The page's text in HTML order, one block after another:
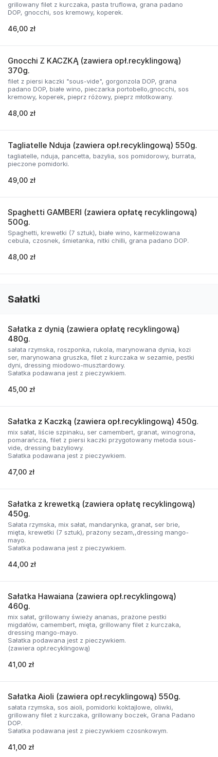
grillowany filet z kurczaka, pasta truflowa, grana padano
DOP, gnocchi, sos kremowy, koperek.
46,00 zł
Gnocchi Z KACZKĄ (zawiera opł.recyklingową)
370g.
filet z piersi kaczki "sous-vide", gorgonzola DOP, grana
padano DOP, białe wino, pieczarka portobello,gnocchi, sos
kremowy, koperek, pieprz różowy, pieprz młotkowany.
48,00 zł
Tagliatelle Nduja (zawiera opł.recyklingową) 550g.
tagliatelle, nduja, pancetta, bazylia, sos pomidorowy, burrata,
pieczone pomidorki.
49,00 zł
Spaghetti GAMBERI (zawiera opłatę recyklingową)
500g.
Spaghetti, krewetki (7 sztuk), białe wino, karmelizowana
cebula, czosnek, śmietanka, nitki chilli, grana padano DOP.
48,00 zł
Sałatki
Sałatka z dynią (zawiera opłatę recyklingową)
480g.
sałata rzymska, roszponka, rukola, marynowana dynia, kozi
ser, marynowana gruszka, filet z kurczaka w sezamie, pestki
dyni, dressing miodowo-musztardowy.
Sałatka podawana jest z pieczywkiem.
45,00 zł
Sałatka z Kaczką (zawiera opł.recyklingową) 450g.
mix sałat, liście szpinaku, ser camembert, granat, winogrona,
pomarańcza, filet z piersi kaczki przygotowany metoda sous-
vide, dressing bazyliowy.
Sałatka podawana jest z pieczywkiem.
47,00 zł
Sałatka z krewetką (zawiera opłatę recyklingową)
450g.
Sałata rzymska, mix sałat, mandarynka, granat, ser brie,
mięta, krewetki (7 sztuk), prażony sezam,,dressing mango-
mayo.
Sałatka podawana jest z pieczywkiem.
44,00 zł
Sałatka Hawaiana (zawiera opł.recyklingową)
460g.
mix sałat, grillowany świeży ananas, prażone pestki
migdałów, camembert, mięta, grillowany filet z kurczaka,
dressing mango-mayo.
Sałatka podawana jest z pieczywkiem.
(zawiera opł.recyklingową)
41,00 zł
Sałatka Aioli (zawiera opł.recyklingową) 550g.
sałata rzymska, sos aioli, pomidorki koktajlowe, oliwki,
grillowany filet z kurczaka, grillowany boczek, Grana Padano
DOP.
Sałatka podawana jest z pieczywkiem czosnkowym.
41,00 zł